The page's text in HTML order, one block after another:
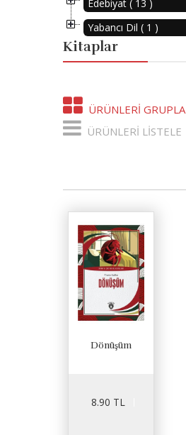
Edebiyat ( 13 )
Yabancı Dil ( 1 )
Kitaplar
ÜRÜNLERI GRUPLA
ÜRÜNLERI LISTELE
Dönüşüm
8.90 TL